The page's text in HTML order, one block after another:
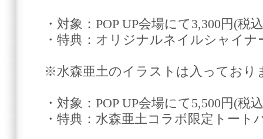
・対象：POP UP会場にて3,300円(税
・特典：オリジナルネイルシャイ
※水森亜土のイラストは入っており
・対象：POP UP会場にて5,500円(税
・特典：水森亜土コラボ限定トート